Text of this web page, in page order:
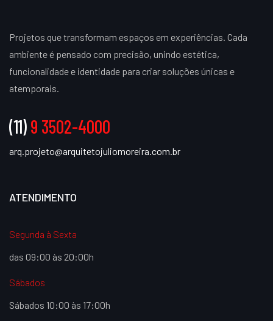
Projetos que transformam espaços em experiências. Cada
ambiente é pensado com precisão, unindo estética,
funcionalidade e identidade para criar soluções únicas e
atemporais.
(11)9 3502-4000
arq.projeto@arquitetojuliomoreira.com.br
ATENDIMENTO
Segunda à Sexta
das 09:00 às 20:00h
Sábados
Sábados 10:00 às 17:00h